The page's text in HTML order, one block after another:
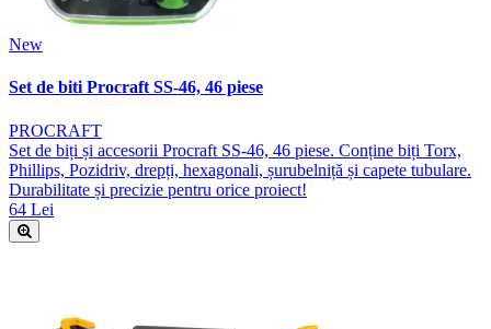
New
Set de biti Procraft SS-46, 46 piese
PROCRAFT
Set de biți și accesorii Procraft SS-46, 46 piese. Conține biți Torx,
Phillips, Pozidriv, drepți, hexagonali, șurubelniță și capete tubulare.
Durabilitate și precizie pentru orice proiect!
64 Lei